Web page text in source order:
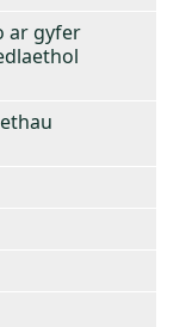
ar gyfer